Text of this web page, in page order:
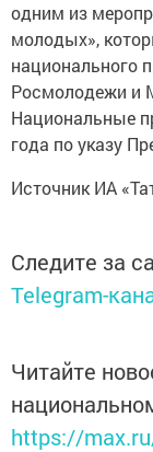
одним из
молодых»,
национального
Росмолодежи и
Национальные
года по указу
Источник ИА
Следите за
Telegram-
Читайте
https://